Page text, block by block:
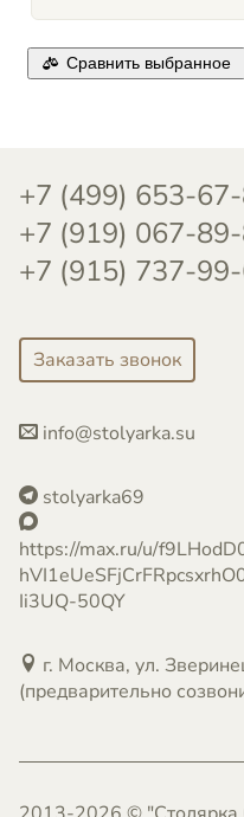
Сравнить выбранное
+7 (499) 653-
+7 (919) 067-
+7 (915) 737-
Заказать звонок
info@stolyarka.su
stolyarka69
https://max.ru/u/
Ii3UQ-50QY
г. Москва, ул.
(предварительно